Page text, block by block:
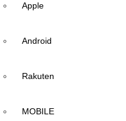
Apple
Android
Rakuten
MOBILE